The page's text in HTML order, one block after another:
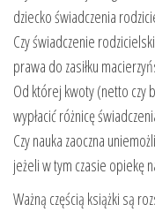
dziecko świadczenia
Czy świadczenie
prawa do zasiłku
Od której kwoty (netto czy
wypłacić różnicę
Czy nauka zaoczna
jeżeli w tym czasie opiekę
Ważną częścią książki są